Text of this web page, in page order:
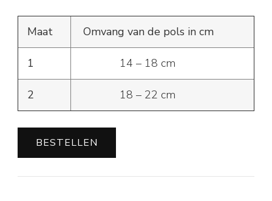
Maat Omvang van de pols in cm
1 14 – 18 cm
2 18 – 22 cm
BESTELLEN